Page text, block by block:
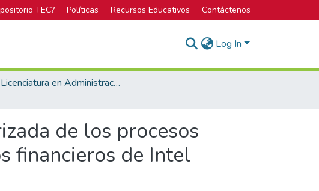
TEC? Políticas Recursos Educativos Contáctenos
Log In
Licenciatura en Administración de Tecnología de Información
de los procesos
financieros de Intel